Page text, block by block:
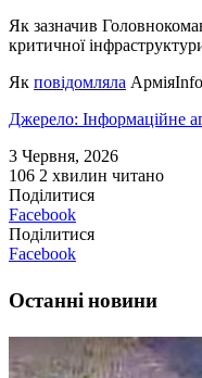
Як зазначив
критичної
Як повідомляла
Джерело: Інформаційне
3 Червня, 2026
106 2 хвилин читано
Поділитися
Facebook
Поділитися
Facebook
Останні новини